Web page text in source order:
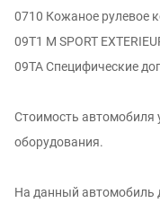
0710 Кожаное рулевое
09T1 M SPORT
09TA Специфические
Стоимость автомобиля
оборудования.
На данный автомобиль